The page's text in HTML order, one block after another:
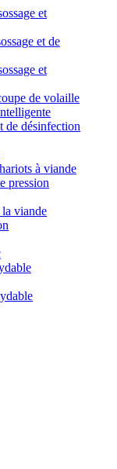
et
et de
et
de volaille
de désinfection
à viande
pression
viande